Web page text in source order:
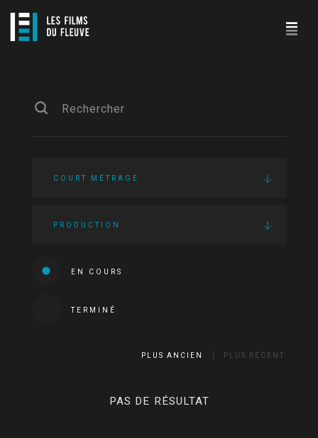
COURT MÉTRAGE
PRODUCTION
EN COURS
TERMINÉ
PLUS ANCIEN PLUS RÉCENT
PAS DE RÉSULTAT